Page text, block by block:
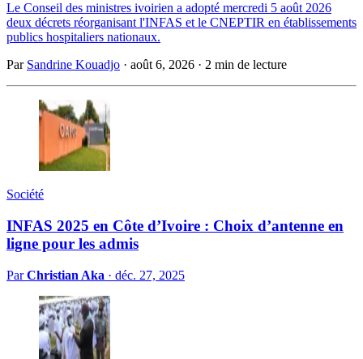
Le Conseil des ministres ivoirien a adopté mercredi 5 août 2026
deux décrets réorganisant l'INFAS et le CNEPTIR en établissements
publics hospitaliers nationaux.
Par Sandrine Kouadjo · août 6, 2026 · 2 min de lecture
Société
INFAS 2025 en Côte d’Ivoire : Choix d’antenne en
ligne pour les admis
ParChristian Aka · déc. 27, 2025